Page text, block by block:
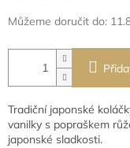
Můžeme doručit do:
Tradiční japonské
vanilky s popraškem
japonské sladkosti.